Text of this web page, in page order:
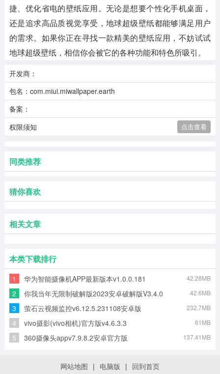
捷、优化省电的壁纸应用。无论是想要个性化手机桌面，
还是追求高品质视觉享受，地球超级壁纸都能够满足用户
的需求。如果你正在寻找一款精美的壁纸应用，不妨试试
地球超级壁纸，相信你会被它的各种功能和特色所吸引。
开发商：
包名：com.miui.miwallpaper.earth
备案：
权限须知
点击查看
同类推荐
猜你喜欢
相关文章
本类下载排行
1 华为智能摄像机APP最新版本v1.0.0.181 42.28MB
2 你我当年无限制破解版2023安卓破解版V3.4.0 42.6MB
3 萤石云视频监控v6.12.5.231108安卓版 232.7MB
4 vivo摄影(vivo相机)官方版v4.6.3.3 61MB
5 360摄像头appv7.9.8.2安卓官方版 137.41MB
网站地图 | 电脑版 | 回到首页